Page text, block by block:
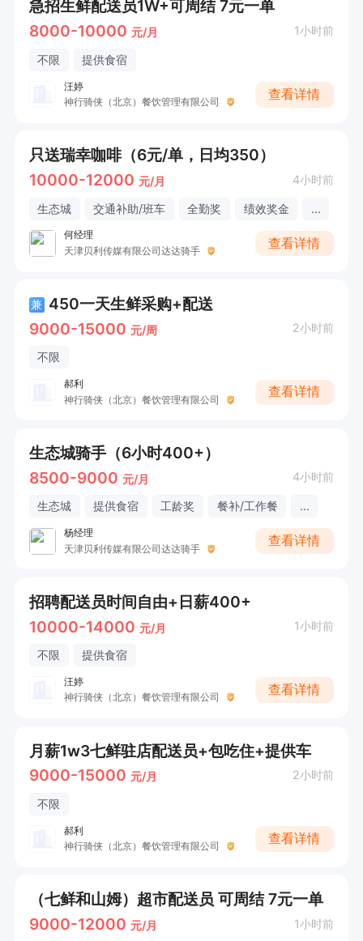
急招生鲜配送员1W+可周结 7元一单
8000-10000 元/月 1小时前
不限 提供食宿
汪婷
神行骑侠（北京）餐饮管理有限公司
查看详情
只送瑞幸咖啡（6元/单，日均350）
10000-12000 元/月 4小时前
生态城 交通补助/班车 全勤奖 绩效奖金 ...
何经理
天津贝利传媒有限公司达达骑手
查看详情
兼 450一天生鲜采购+配送
9000-15000 元/周 2小时前
不限
郝利
神行骑侠（北京）餐饮管理有限公司
查看详情
生态城骑手（6小时400+）
8500-9000 元/月 4小时前
生态城 提供食宿 工龄奖 餐补/工作餐 ...
杨经理
天津贝利传媒有限公司达达骑手
查看详情
招聘配送员时间自由+日薪400+
10000-14000 元/月 1小时前
不限 提供食宿
汪婷
神行骑侠（北京）餐饮管理有限公司
查看详情
月薪1w3七鲜驻店配送员+包吃住+提供车
9000-15000 元/月 2小时前
不限
郝利
神行骑侠（北京）餐饮管理有限公司
查看详情
（七鲜和山姆）超市配送员 可周结 7元一单
9000-12000 元/月 1小时前